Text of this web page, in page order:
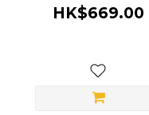
列腺按摩器
HK$669.00